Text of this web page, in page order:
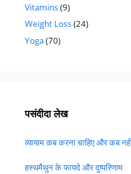
Vitamins(9)
Weight Loss(24)
Yoga (70)
पसंदीदा लेख
व्यायाम कब करना चाहिए और कब
हस्थमैथुन के फायदे और दुष्परिणाम